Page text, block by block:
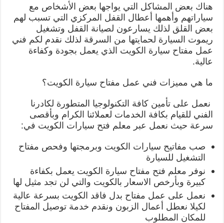
هناك بعض المشاكل التي يواجها بعض الأشخاص مع
سياراتهم وأهمها أعطال القفل المركزي التي تسبب لهم
بعض القلق لذلك يسارعون لصيانة القفل وتشغيل
ريموت السيارة لحمايتها من السرقة لذلك نقدم لكم فني
عمل مفتاح سيارة الكويت الذي يعمل بجودة وكفاءة
عالية.
ما هي مميزات فني عمل مفتاح سيارة الكويت؟
نعمل على تأمين كافة التكنولوجيا المتطورة لكادرنا
الفني للقيام بكافة الخدمات لعملائنا الكرام وبأقصى
سرعة حيث نعمل عبر معلم فتح سيارات الكويت في:
صب مفاتيح سيارات الكويت وبرمجتها وفحص مفتاح
التشغيل للسيارة
نوفر معلم فتح مفتاح سيارة الكويت يعمل بكفاءة
كبيرة وبأرخص الاسعار بالكويت والتي لن تجد مثيل لها
نعمل على عمل مفتاح بدل فاقد الكويت بسرعة عالية
لكيلا نعطل أعمال الزبون ونقدم خدمة توصيل المفتاح
للمكان المطلوب